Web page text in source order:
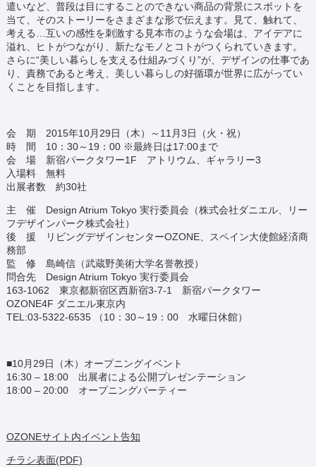
遣いなど、普段は目にすることのできない商品の背景にスポットを
当て、そのストーリーをさまざまな形で伝えます。見て、触れて、
考える…互いの感性を刺激する見本市のような会場は、アイデアに
溢れ、ヒトがつながり、新たなモノとコトがつくられていきます。
さらに“美しい暮らしを支える仕組みづくり”が、デザインの仕事であ
り、責務であると考え、美しい暮らしの好循環が世界に広がってい
くことを目指します。
会 期 2015年10月29日（木）～11月3日（火・祝）
時 間 10：30～19：00 ※最終日は17:00まで
会 場 新宿パークタワー1F アトリウム、ギャラリー3
入場料 無料
出展者数 約30社
主 催 Design Atrium Tokyo 実行委員会（株式会社ダニエル、リー
フデザインパーク株式会社）
後 援 リビングデザインセンターOZONE、スペイン大使館経済商
務部
監 修 島崎信（武蔵野美術大学名誉教授）
問合先 Design Atrium Tokyo 実行委員会
163-1062 東京都新宿区西新宿3-7-1 新宿パークタワー
OZONE4F ダニエル東京内
TEL:03-5322-6535 （10：30～19：00 水曜日休館）
■10月29日（木）オープニングイベント
16:30 – 18:00 出展者による公開プレゼンテーション
18:00 – 20:00 オープニングパーティー
OZONEサイト内イベント告知
チラシ表面(PDF)